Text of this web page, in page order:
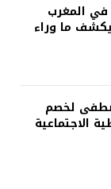
في المغرب
ما وراء
لخصم
الاجتماعية